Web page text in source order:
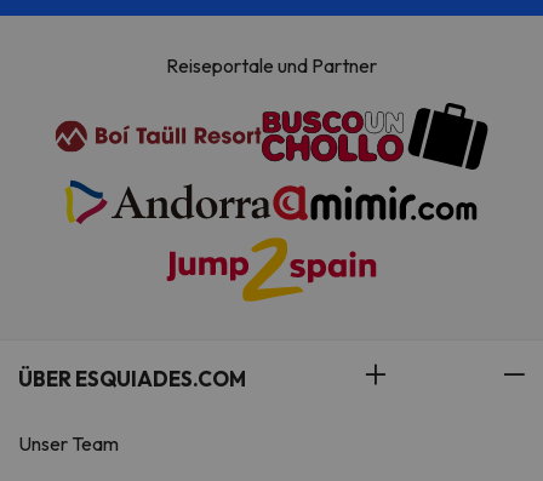
Reiseportale und Partner
ÜBER ESQUIADES.COM
Unser Team